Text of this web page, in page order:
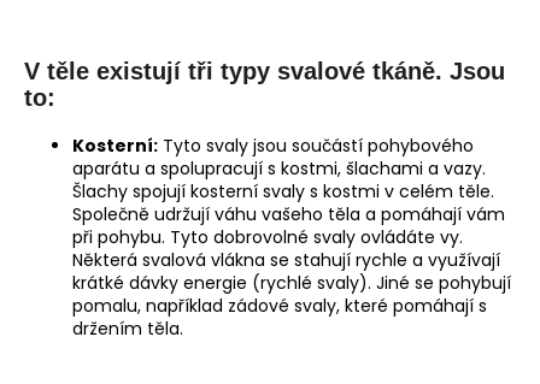
V těle existují tři typy svalové tkáně. Jsou
to:
Kosterní: Tyto svaly jsou součástí pohybového
aparátu a spolupracují s kostmi, šlachami a vazy.
Šlachy spojují kosterní svaly s kostmi v celém těle.
Společně udržují váhu vašeho těla a pomáhají vám
při pohybu. Tyto dobrovolné svaly ovládáte vy.
Některá svalová vlákna se stahují rychle a využívají
krátké dávky energie (rychlé svaly). Jiné se pohybují
pomalu, například zádové svaly, které pomáhají s
držením těla.